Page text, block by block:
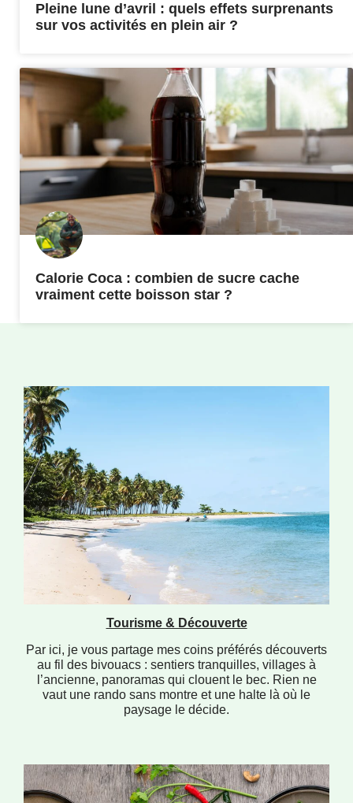
Pleine lune d’avril : quels effets surprenants
sur vos activités en plein air ?
Calorie Coca : combien de sucre cache
vraiment cette boisson star ?
Tourisme & Découverte
Par ici, je vous partage mes coins préférés découverts
au fil des bivouacs : sentiers tranquilles, villages à
l’ancienne, panoramas qui clouent le bec. Rien ne
vaut une rando sans montre et une halte là où le
paysage le décide.